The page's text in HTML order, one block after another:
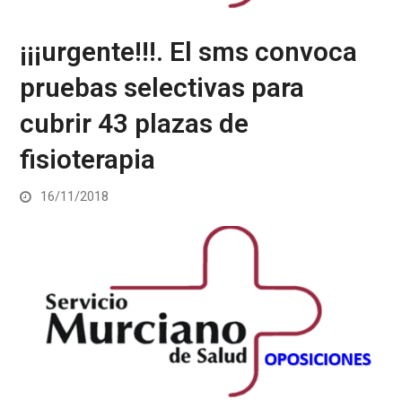
¡¡¡urgente!!!. El sms convoca
pruebas selectivas para
cubrir 43 plazas de
fisioterapia
16/11/2018